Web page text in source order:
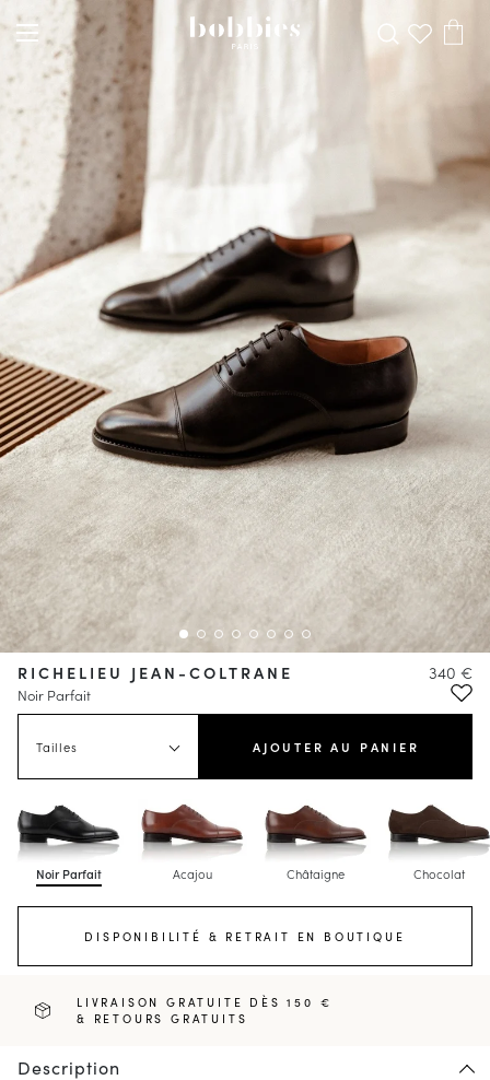
RICHELIEU JEAN-COLTRANE
Noir Parfait
340 €
Tailles AJOUTER AU PANIER
Noir Parfait Acajou Châtaigne Chocolat
DISPONIBILITÉ & RETRAIT EN BOUTIQUE
LIVRAISON GRATUITE DÈS 150 €
& RETOURS GRATUITS
Description